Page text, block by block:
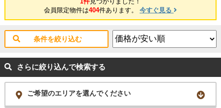
会員限定物件は404件あります。 今すぐ見る
条件を絞り込む
さらに絞り込んで検索する
ご希望のエリアを選んでください